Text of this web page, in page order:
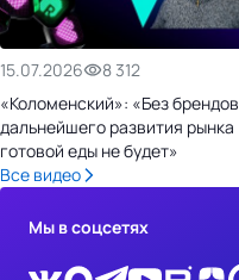
15.07.2026
8 312
«Коломенский»: «Без брендов
дальнейшего развития рынка
готовой еды не будет»
Все видео
Мы в соцсетях